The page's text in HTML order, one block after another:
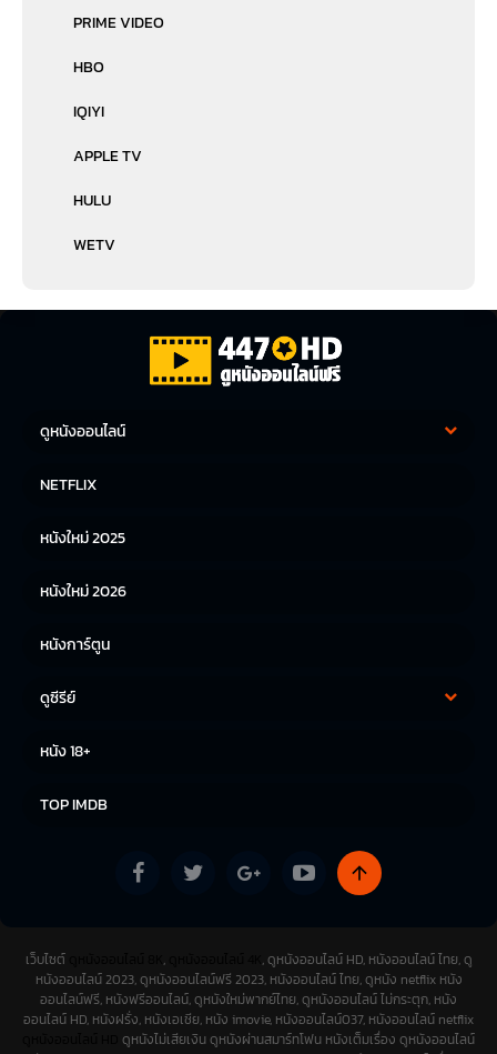
PRIME VIDEO
HBO
IQIYI
APPLE TV
HULU
WETV
ดูหนังออนไลน์
หนังญี่ปุ่น
NETFLIX
หนังใหม่ 2025
หนังใหม่ 2026
หนังการ์ตูน
ดูซีรีย์
หนัง 18+
TOP IMDB
เว็บไซต์ ,
, ดูหนังออนไลน์ HD, หนังออนไลน์ ไทย, ดู
หนังออนไลน์ 2023, ดูหนังออนไลน์ฟรี 2023, หนังออนไลน์ ไทย, ดูหนัง netflix หนัง
ออนไลน์ฟรี, หนังฟรีออนไลน์, ดูหนังใหม่พากย์ไทย, ดูหนังออนไลน์ ไม่กระตุก, หนัง
ออนไลน์ HD, หนังฝรั่ง, หนังเอเชีย, หนัง imovie, หนังออนไลน์037, หนังออนไลน์ netflix
ดูหนังไม่เสียเงิน ดูหนังผ่านสมาร์ทโฟน หนังเต็มเรื่อง ดูหนังออนไลน์